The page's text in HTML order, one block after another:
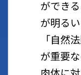
ができ
が明る
「自然
が重要